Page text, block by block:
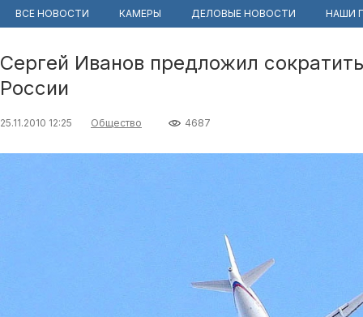
ВСЕ НОВОСТИ КАМЕРЫ ДЕЛОВЫЕ НОВОСТИ НАШИ
Сергей Иванов предложил
России
25.11.2010 12:25 Общество 4687